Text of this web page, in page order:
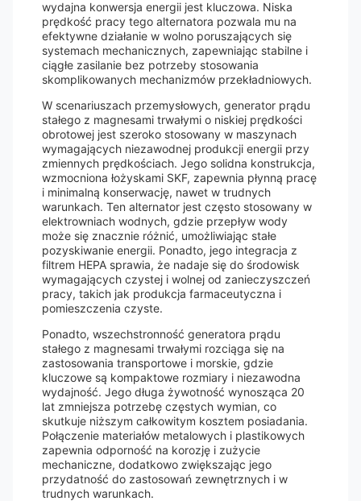
wydajna konwersja energii jest kluczowa. Niska
prędkość pracy tego alternatora pozwala mu na
efektywne działanie w wolno poruszających się
systemach mechanicznych, zapewniając stabilne i
ciągłe zasilanie bez potrzeby stosowania
skomplikowanych mechanizmów przekładniowych.
W scenariuszach przemysłowych, generator prądu
stałego z magnesami trwałymi o niskiej prędkości
obrotowej jest szeroko stosowany w maszynach
wymagających niezawodnej produkcji energii przy
zmiennych prędkościach. Jego solidna konstrukcja,
wzmocniona łożyskami SKF, zapewnia płynną pracę
i minimalną konserwację, nawet w trudnych
warunkach. Ten alternator jest często stosowany w
elektrowniach wodnych, gdzie przepływ wody
może się znacznie różnić, umożliwiając stałe
pozyskiwanie energii. Ponadto, jego integracja z
filtrem HEPA sprawia, że nadaje się do środowisk
wymagających czystej i wolnej od zanieczyszczeń
pracy, takich jak produkcja farmaceutyczna i
pomieszczenia czyste.
Ponadto, wszechstronność generatora prądu
stałego z magnesami trwałymi rozciąga się na
zastosowania transportowe i morskie, gdzie
kluczowe są kompaktowe rozmiary i niezawodna
wydajność. Jego długa żywotność wynosząca 20
lat zmniejsza potrzebę częstych wymian, co
skutkuje niższym całkowitym kosztem posiadania.
Połączenie materiałów metalowych i plastikowych
zapewnia odporność na korozję i zużycie
mechaniczne, dodatkowo zwiększając jego
przydatność do zastosowań zewnętrznych i w
trudnych warunkach.